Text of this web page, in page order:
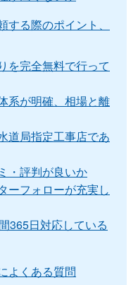
る際のポイント、
を完全無料で行って
系が明確、相場と離
道局指定工事店であ
・評判が良いか
ーフォローが充実し
365日対応している
よくある質問